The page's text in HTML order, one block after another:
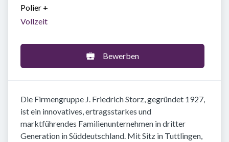
Polier +
Vollzeit
Bewerben
Die Firmengruppe J. Friedrich Storz, gegründet 1927,
ist ein innovatives, ertragsstarkes und
marktführendes Familienunternehmen in dritter
Generation in Süddeutschland. Mit Sitz in Tuttlingen,